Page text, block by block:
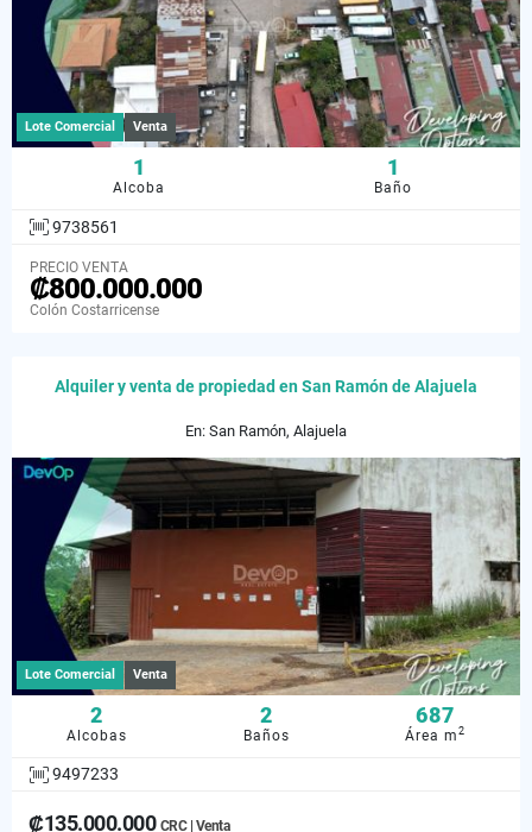
Lote Comercial Venta
1
Alcoba
1
Baño
9738561
PRECIO VENTA
₡800.000.000
Colón Costarricense
Alquiler y venta de propiedad en San Ramón de Alajuela
En: San Ramón, Alajuela
Lote Comercial Venta
2
Alcobas
2
Baños
687
Área m2
9497233
₡135.000.000 CRC | Venta